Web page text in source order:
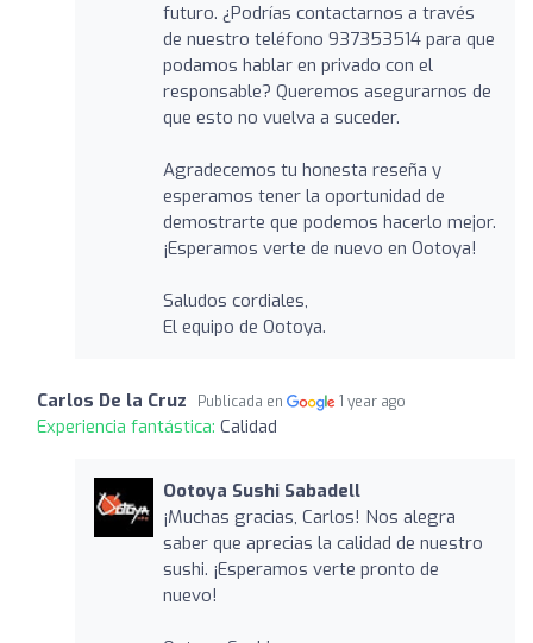
futuro. ¿Podrías contactarnos a través
de nuestro teléfono 937353514 para que
podamos hablar en privado con el
responsable? Queremos asegurarnos de
que esto no vuelva a suceder.
Agradecemos tu honesta reseña y
esperamos tener la oportunidad de
demostrarte que podemos hacerlo mejor.
¡Esperamos verte de nuevo en Ootoya!
Saludos cordiales,
El equipo de Ootoya.
Carlos De la Cruz Publicada en 1 year ago
Experiencia fantástica: Calidad
Ootoya Sushi Sabadell
¡Muchas gracias, Carlos! Nos alegra
saber que aprecias la calidad de nuestro
sushi. ¡Esperamos verte pronto de
nuevo!